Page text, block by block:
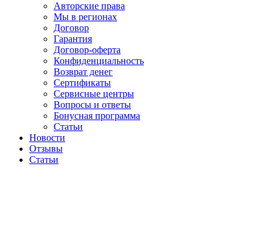
Авторские права
Мы в регионах
Договор
Гарантия
Договор-оферта
Конфиденциальность
Возврат денег
Сертификаты
Сервисные центры
Вопросы и ответы
Бонусная программа
Статьи
Новости
Отзывы
Статьи